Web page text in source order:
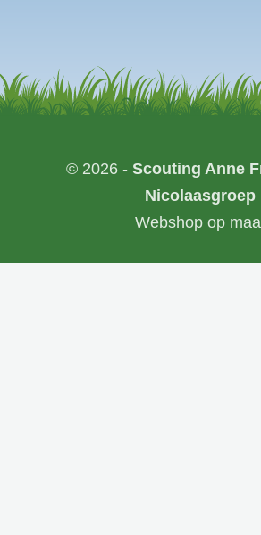
© 2026 - Scouting Anne
Nicolaasgroep
Webshop op